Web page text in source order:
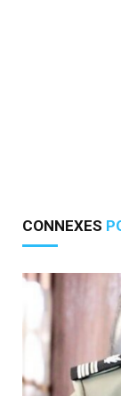
CONNEXES